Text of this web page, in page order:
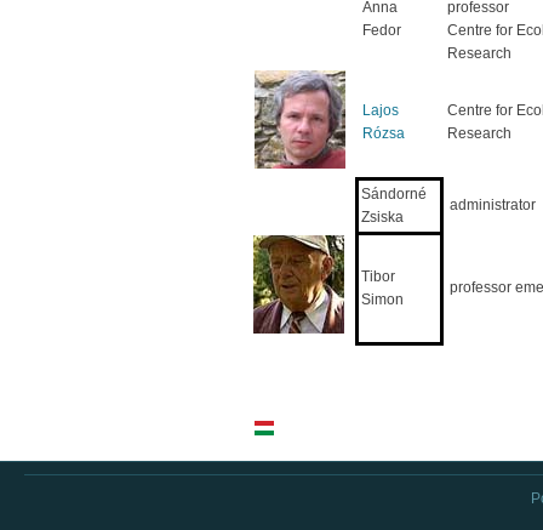
Anna
Fedor
professor
Centre for
Research
Lajos
Rózsa
Centre for
Research
Sándorné
Zsiska
administrator
Tibor
Simon
professor